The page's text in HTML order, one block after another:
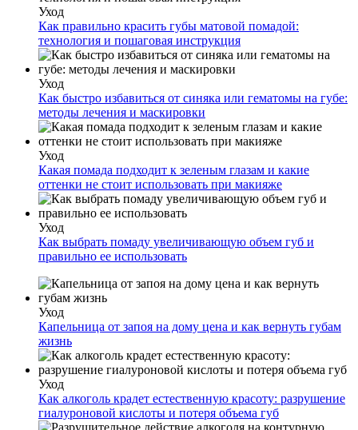
Уход
Как правильно красить губы матовой помадой:
технология и пошаговая инструкция
Уход
Как быстро избавиться от синяка или гематомы на губе:
методы лечения и маскировки
Уход
Какая помада подходит к зеленым глазам и какие
оттенки не стоит использовать при макияже
Уход
Как выбрать помаду увеличивающую объем губ и
правильно ее использовать
Уход
Капельница от запоя на дому цена и как вернуть губам
жизнь
Уход
Как алкоголь крадет естественную красоту: разрушение
гиалуроновой кислоты и потеря объема губ